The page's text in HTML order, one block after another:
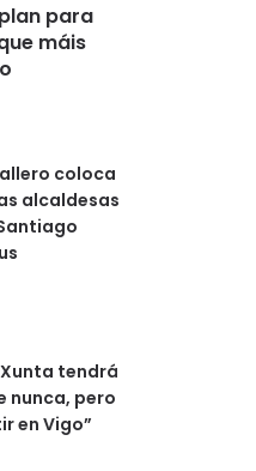
para
máis
coloca
alcaldesas
tendrá
nunca, pero
en Vigo”